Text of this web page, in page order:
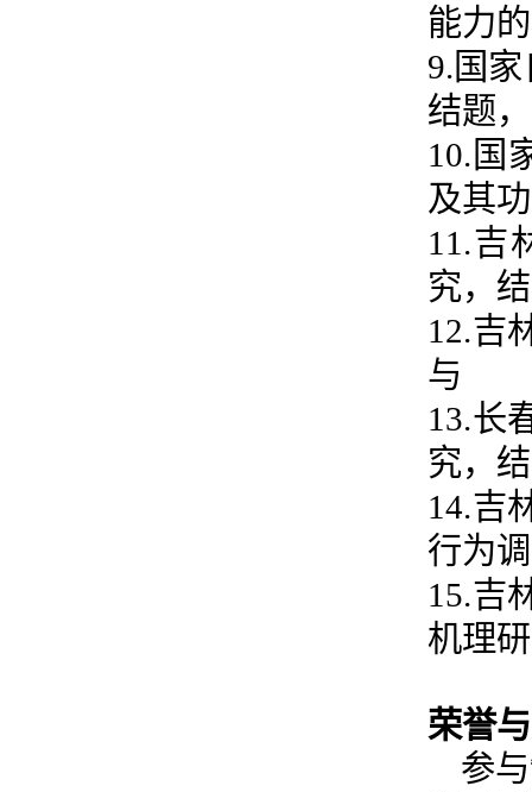
能力
9.国
结题
10.国
及其
11.吉
究，
12.吉
与
13.长
究，
14.吉
行为
15.吉
机理
荣誉
参